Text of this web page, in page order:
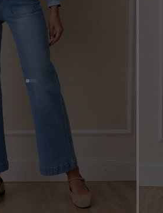
Aller à l'article 1
Aller à l'article 2
Aller à l'article 3